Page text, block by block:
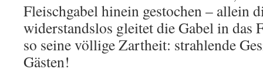
Fleischgabel hinein gestochen – allein
widerstandslos gleitet die Gabel in das
so seine völlige Zartheit: strahlende
Gästen!